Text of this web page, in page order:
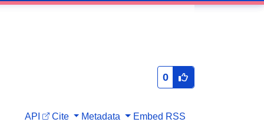
0
API Cite Metadata Embed RSS